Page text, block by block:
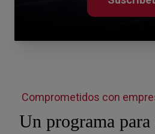
Comprometidos con
Un programa